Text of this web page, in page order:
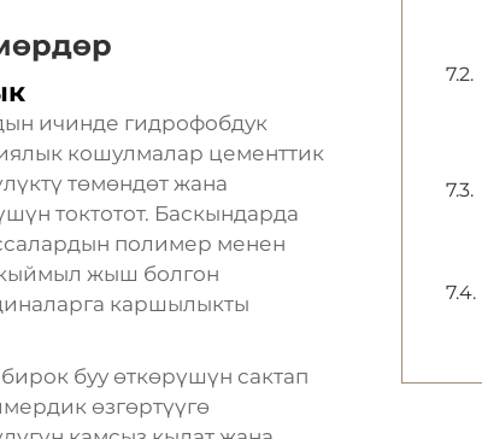
ичинде гидрофобдук
кошулмалар цементтик
төмөндөт жана
токтотот. Баскындарда
полимер менен
жыш болгон
каршылыкты
буу өткөрүшүн сактап
өзгөртүүгө